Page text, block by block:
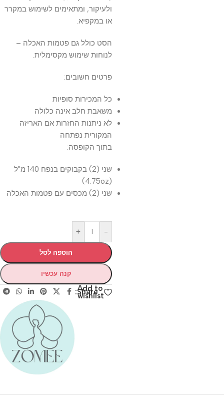
ולעיקור, ומתאימים לשימוש במקרר
או במקפיא.
הסט כולל גם פטמות האכלה –
לנוחות שימוש מקסימלית.
פרטים חשובים:
כל המכירות סופיות
משאבת חלב אינה כלולה
לא ניתנות החזרות אם האריזה
המקורית נפתחה
בתוך הקופסה:
שני (2) בקבוקים בנפח 140 מ"ל
(4.75oz)
שני (2) מכסים עם פטמות האכלה
-
+
הוספה לסל
קנה עכשיו
Add to
wishlist
Share: